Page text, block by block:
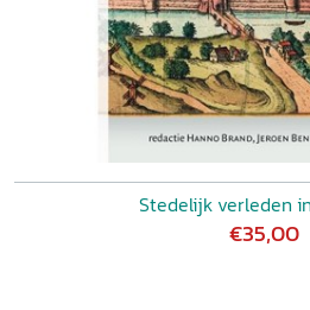
Stedelijk verleden
€35,00